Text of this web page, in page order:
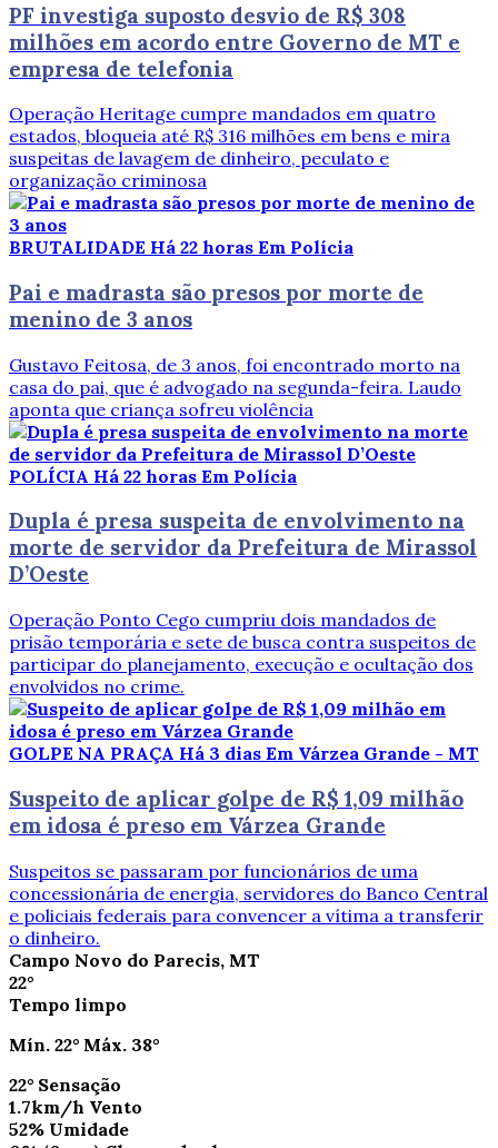
PF investiga suposto desvio de R$ 308
milhões em acordo entre Governo de MT e
empresa de telefonia
Operação Heritage cumpre mandados em quatro
estados, bloqueia até R$ 316 milhões em bens e mira
suspeitas de lavagem de dinheiro, peculato e
organização criminosa
BRUTALIDADE Há 22 horas Em Polícia
Pai e madrasta são presos por morte de
menino de 3 anos
Gustavo Feitosa, de 3 anos, foi encontrado morto na
casa do pai, que é advogado na segunda-feira. Laudo
aponta que criança sofreu violência
POLÍCIA Há 22 horas Em Polícia
Dupla é presa suspeita de envolvimento na
morte de servidor da Prefeitura de Mirassol
D’Oeste
Operação Ponto Cego cumpriu dois mandados de
prisão temporária e sete de busca contra suspeitos de
participar do planejamento, execução e ocultação dos
envolvidos no crime.
GOLPE NA PRAÇA Há 3 dias Em Várzea Grande - MT
Suspeito de aplicar golpe de R$ 1,09 milhão
em idosa é preso em Várzea Grande
Suspeitos se passaram por funcionários de uma
concessionária de energia, servidores do Banco Central
e policiais federais para convencer a vítima a transferir
o dinheiro.
Campo Novo do Parecis, MT
22°
Tempo limpo
Mín. 22° Máx. 38°
22° Sensação
1.7km/h Vento
52% Umidade